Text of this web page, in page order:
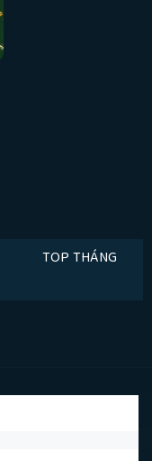
TOP THÁNG